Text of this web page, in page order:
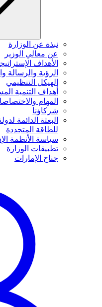
نبذة عن الوزارة
عن معالي الوزير
الأهداف
الرؤية والرسالة
الهيكل التنظيمي
أهداف التنمية
المهام
شركاؤنا
البعثة الدائمة
للطاقة المتجددة
سياسة الأنظمة
تطبيقات الوزارة
جناح الإمارات